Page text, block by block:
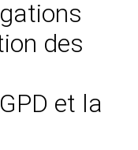
des
et la